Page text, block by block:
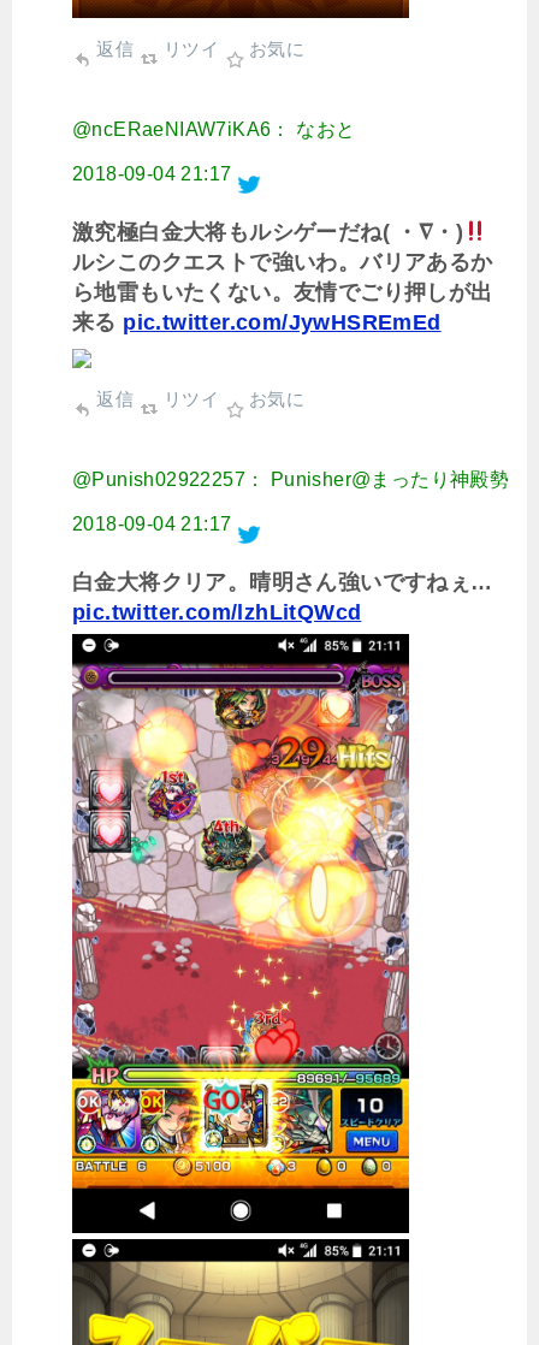
返信 リツイ お気に
@ncERaeNIAW7iKA6： なおと
2018-09-04 21:17
激究極白金大将もルシゲーだね( ・∇・)
ルシこのクエストで強いわ。バリアあるか
ら地雷もいたくない。友情でごり押しが出
来る pic.twitter.com/JywHSREmEd
返信 リツイ お気に
@Punish02922257： Punisher@まったり神殿勢
2018-09-04 21:17
白金大将クリア。晴明さん強いですねぇ…
pic.twitter.com/lzhLitQWcd